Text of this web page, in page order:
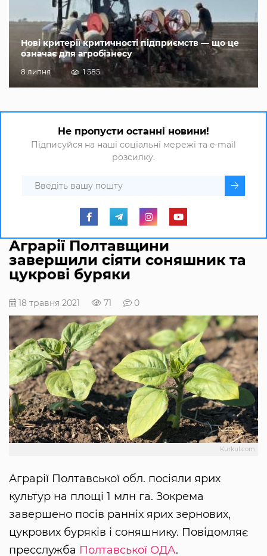
Нові критерії критичності підприємств — що це
означає для агробізнесу
8 липня 1 585
Не пропусти останні новини!
Підписуйся на наші соціальні мережі та e-mail
розсилку.
Аграрії Полтавщини
завершили сіяти соняшник та
цукрові буряки
18 травня 2021 71 0
Kurkul.com
Аграрії Полтавської обл. посіяли ярих
культур на площі 1 млн га. Зокрема
завершено посів ранніх ярих зернових,
цукрових буряків і соняшнику. Повідомляє
пресслужба Полтавської ОДА.